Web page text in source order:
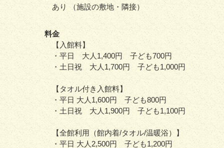
あり （施設の敷地・隣接）
料金
【入館料】
・平日 大人1,400円 子ども700円
・土日祝 大人1,700円 子ども1,000円
【タオル付き入館料】
・平日 大人1,600円 子ども800円
・土日祝 大人1,900円 子ども1,100円
【全館利用（館内着/タオル/温暖浴）】
・平日 大人2,500円 子ども1,200円